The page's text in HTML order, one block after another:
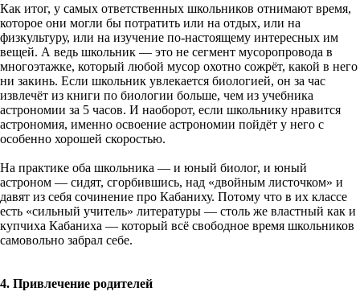
Как итог, у самых ответственных школьников отнимают время,
которое они могли бы потратить или на отдых, или на
физкультуру, или на изучение по-настоящему интересных им
вещей. А ведь школьник — это не сегмент мусоропровода в
многоэтажке, который любой мусор охотно сожрёт, какой в него
ни закинь. Если школьник увлекается биологией, он за час
извлечёт из книги по биологии больше, чем из учебника
астрономии за 5 часов. И наоборот, если школьнику нравится
астрономия, именно освоение астрономии пойдёт у него с
особенно хорошей скоростью.
На практике оба школьника — и юный биолог, и юный
астроном — сидят, сгорбившись, над «двойным листочком» и
давят из себя сочинение про Кабаниху. Потому что в их классе
есть «сильный учитель» литературы — столь же властный как и
купчиха Кабаниха — который всё свободное время школьников
самовольно забрал себе.
4. Привлечение родителей